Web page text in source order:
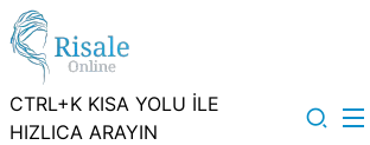
CTRL+K KISA YOLU İLE
HIZLICA ARAYIN